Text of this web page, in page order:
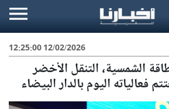
12/02/2026 12:25:00
الشمسية، التنقل الأخضر
فعالياته اليوم بالدار البيضاء